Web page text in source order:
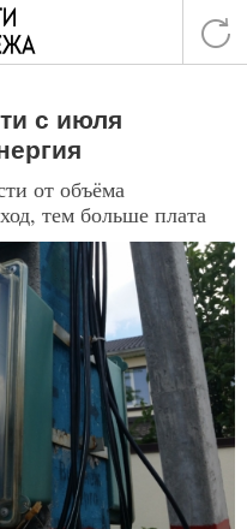
с июля
от объёма
тем больше плата